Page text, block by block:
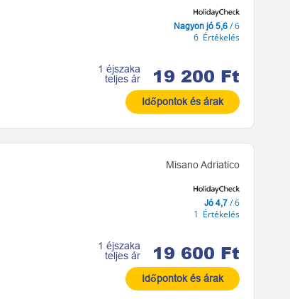
Nagyon jó 5,6 / 6
6 Értékelés
1 éjszaka
teljes ár
19 200 Ft
Időpontok és árak
Misano Adriatico
Jó 4,7 / 6
1 Értékelés
1 éjszaka
teljes ár
19 600 Ft
Időpontok és árak